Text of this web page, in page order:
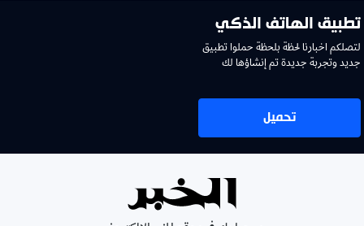
تطبيق الهاتف الذكي
لتصلكم اخبارنا لحظة بلحظة حملوا تطبيق
جديد وتجربة جديدة تم إنشاؤها لك
تحميل